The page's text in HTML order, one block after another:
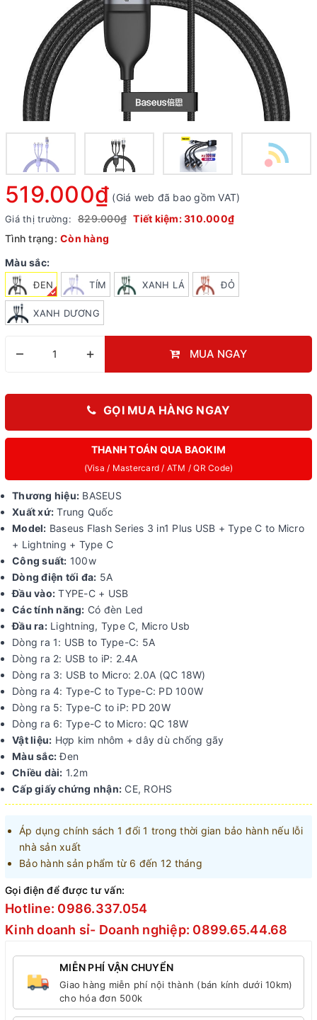
519.000₫ (Giá web đã bao gồm VAT)
Giá thị trường: 829.000₫ Tiết kiệm:310.000₫
Tình trạng: Còn hàng
Màu sắc:
ĐEN TÍM XANH LÁ ĐỎ
XANH DƯƠNG
– + MUA NGAY
GỌI MUA HÀNG NGAY
THANH TOÁN QUA BAOKIM
(Visa / Mastercard / ATM / QR Code)
Thương hiệu: BASEUS
Xuất xứ: Trung Quốc
Model: Baseus Flash Series 3 in1 Plus USB + Type C to Micro
+ Lightning + Type C
Công suất: 100w
Dòng điện tối đa: 5A
Đầu vào: TYPE-C + USB
Các tính năng: Có đèn Led
Đầu ra:Lightning, Type C, Micro Usb
Dòng ra 1: USB to Type-C: 5A
Dòng ra 2: USB to iP: 2.4A
Dòng ra 3: USB to Micro: 2.0A (QC 18W)
Dòng ra 4: Type-C to Type-C: PD 100W
Dòng ra 5: Type-C to iP: PD 20W
Dòng ra 6: Type-C to Micro: QC 18W
Vật liệu: Hợp kim nhôm + dây dù chống gãy
Màu sắc:Đen
Chiều dài: 1.2m
Cấp giấy chứng nhận: CE, ROHS
Áp dụng chính sách 1 đổi 1 trong thời gian bảo hành nếu lỗi
nhà sản xuất
Bảo hành sản phẩm từ 6 đến 12 tháng
Gọi điện để được tư vấn:
Hotline: 0986.337.054
Kinh doanh sỉ- Doanh nghiệp: 0899.65.44.68
MIỄN PHÍ VẬN CHUYỂN
Giao hàng miễn phí nội thành (bán kính dưới 10km)
cho hóa đơn 500k